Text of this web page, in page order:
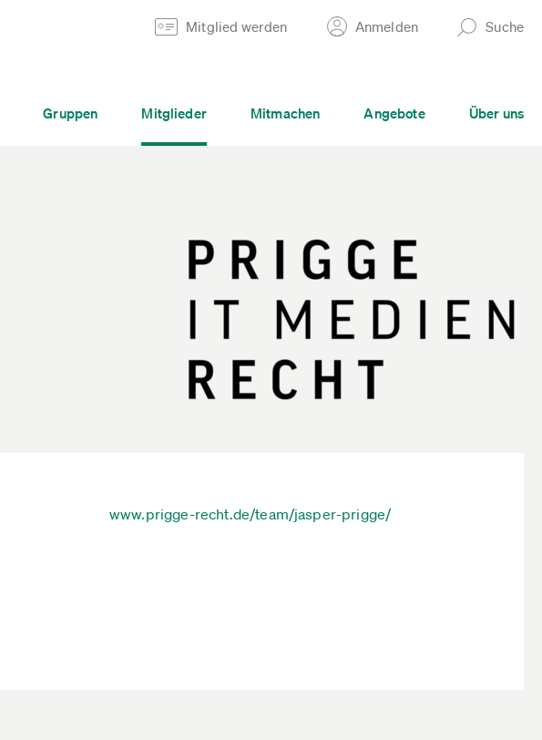
Mitglied werden Anmelden Suche
Gruppen Mitglieder Mitmachen Angebote Über uns
www.prigge-recht.de/team/jasper-prigge/